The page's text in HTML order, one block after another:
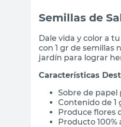
Semillas de
Dale vida y color a
con 1 gr de semillas
jardín para lograr
Características
Sobre de
Contenido de 1
Produce flores
Producto